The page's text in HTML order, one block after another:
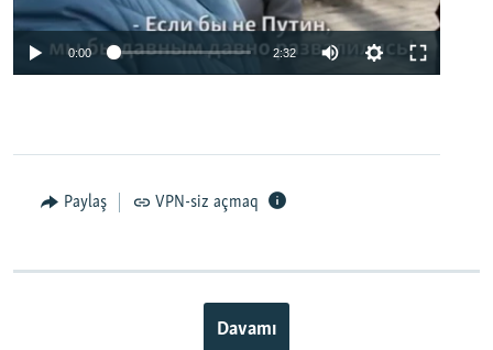
0:00 2:32
Paylaş VPN-siz açmaq
Davamı